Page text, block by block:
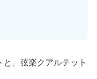
、弦楽クアルテット